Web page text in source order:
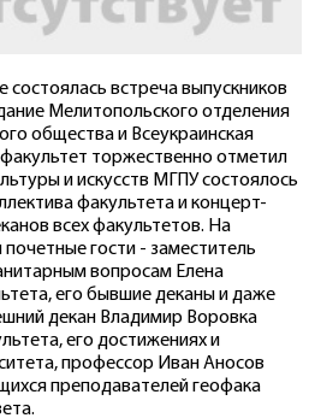
состоялась встреча выпускников
Мелитопольского отделения
общества и Всеукраинская
торжественно отметил
и искусств МГПУ состоялось
факультета и концерт-
всех факультетов. На
гости - заместитель
вопросам Елена
его бывшие деканы и даже
декан Владимир Воровка
его достижениях и
профессор Иван Аносов
преподавателей геофака